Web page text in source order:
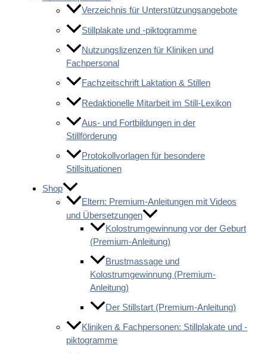
Verzeichnis für Unterstützungsangebote
Stillplakate und -piktogramme
Nutzungslizenzen für Kliniken und
Fachpersonal
Fachzeitschrift Laktation & Stillen
Redaktionelle Mitarbeit im Still-Lexikon
Aus- und Fortbildungen in der
Stillförderung
Protokollvorlagen für besondere
Stillsituationen
Shop
Eltern: Premium-Anleitungen mit Videos
und Übersetzungen
Kolostrumgewinnung vor der Geburt
(Premium-Anleitung)
Brustmassage und
Kolostrumgewinnung (Premium-
Anleitung)
Der Stillstart (Premium-Anleitung)
Kliniken & Fachpersonen: Stillplakate und -
piktogramme